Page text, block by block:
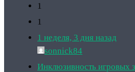
1
1
1 неделя, 3 дня назад
sonnick84
Инклюзивность игровых